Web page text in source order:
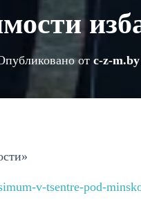
от c-z-m.by
v-tsentre-pod-